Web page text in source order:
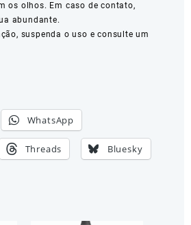
os olhos. Em caso de contato,
abundante.
suspenda o uso e consulte um
WhatsApp
Threads Bluesky